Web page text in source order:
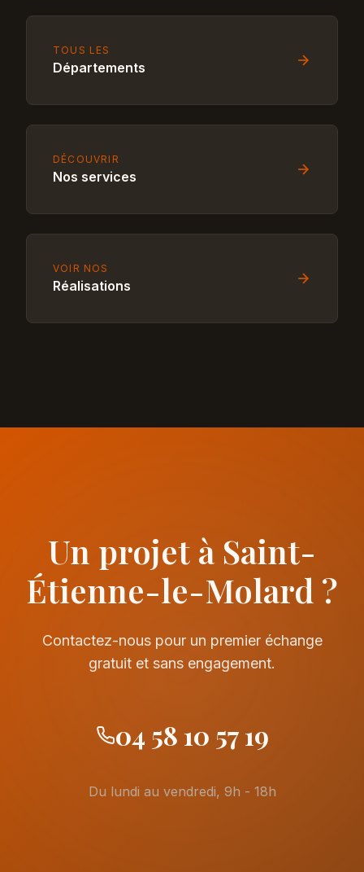
TOUS LES
Départements
DÉCOUVRIR
Nos services
VOIR NOS
Réalisations
Un projet à Saint-
Étienne-le-Molard ?
Contactez-nous pour un premier échange
gratuit et sans engagement.
04 58 10 57 19
Du lundi au vendredi, 9h - 18h